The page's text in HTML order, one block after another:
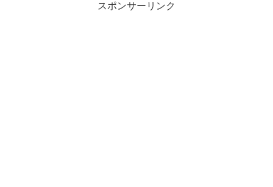
スポンサーリンク